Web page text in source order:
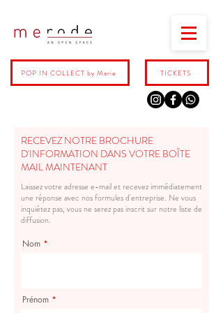
TICKETS
POP IN COLLECT by Marie
RECEVEZ NOTRE BROCHURE
D'INFORMATION DANS VOTRE BOÎTE
MAIL MAINTENANT
Laissez votre adresse e-mail et recevez immédiatement
une réponse avec nos formules d'entreprise. Ne vous
inquiétez pas, vous ne serez pas inscrit sur notre liste de
diffusion.
Nom
Prénom